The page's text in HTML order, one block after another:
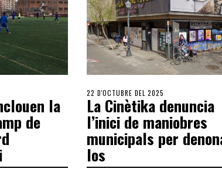
la
de
22 D'OCTUBRE DEL 2025
La Cinètika denuncia
l’inici de maniobres
municipals per
los